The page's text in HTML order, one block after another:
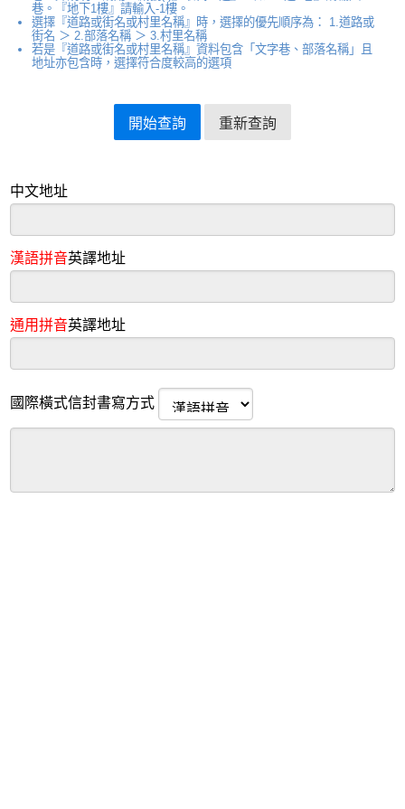
巷。『地下1樓』請輸入-1樓。
選擇『道路或街名或村里名稱』時，選擇的優先順序為： 1.道路或
街名 ＞ 2.部落名稱 ＞ 3.村里名稱
若是『道路或街名或村里名稱』資料包含「文字巷、部落名稱」且
地址亦包含時，選擇符合度較高的選項
中文地址
漢語拼音英譯地址
通用拼音英譯地址
國際橫式信封書寫方式